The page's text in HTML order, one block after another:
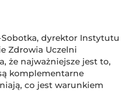
Sobotka, dyrektor Instytutu
Zdrowia Uczelni
że najważniejsze jest to,
komplementarne
co jest warunkiem